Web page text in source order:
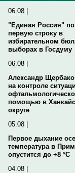
06.08 |
"Единая Россия"
первую строку в
избирательном
выборах в Госдуму
06.08 |
Александр
на контроле
помощью в
округе
05.08 |
Первое дыхание
температура в
опустится до +8 °C
04.08 |